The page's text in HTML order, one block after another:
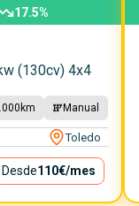
17.5%
(130cv) 4x4
km Manual
Toledo
Desde110€/mes